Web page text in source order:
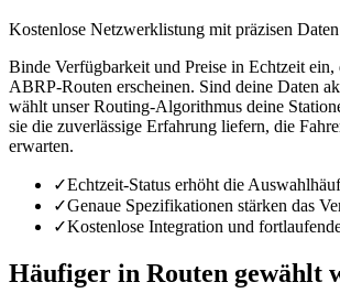
Kostenlose Netzwerklistung mit präzisen Daten
Binde Verfügbarkeit und Preise in Echtzeit
ABRP-Routen erscheinen. Sind deine Daten
wählt unser Routing-Algorithmus deine
sie die zuverlässige Erfahrung liefern, die
erwarten.
✓Echtzeit-Status erhöht die
✓Genaue Spezifikationen stärken das
✓Kostenlose Integration und
Häufiger in Routen gewählt